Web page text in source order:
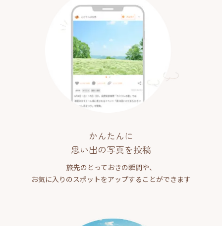
かんたんに
思い出の写真を投稿
旅先のとっておきの瞬間や、
お気に入りのスポットをアップすることができます